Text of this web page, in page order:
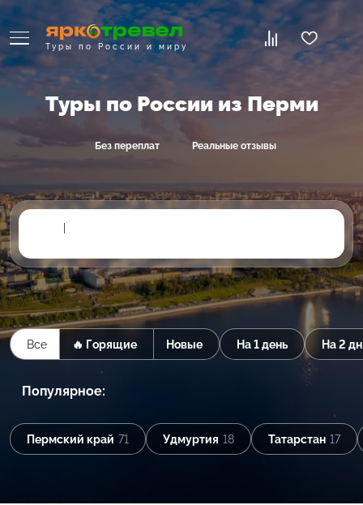
Туры по России и миру
Туры по России из Перми
Без переплат Реальные отзывы
Все 🔥 Горящие Новые На 1 день На 2
Популярное:
Пермский край 71 Удмуртия 18 Татарстан 17